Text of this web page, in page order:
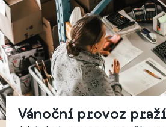
Vánoční provoz